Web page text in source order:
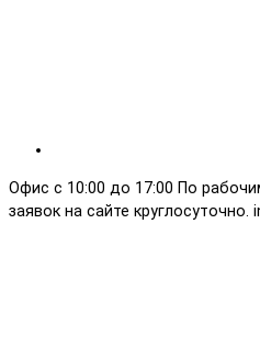
Офис с 10:00 до 17:00 По
заявок на сайте круглосуточно.